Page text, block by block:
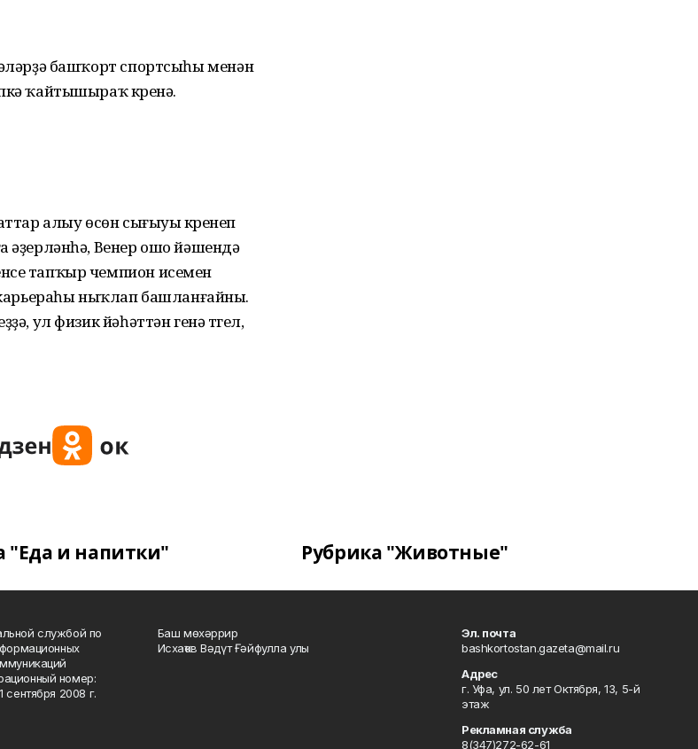
башҡорт спортсыһы менән
ҡайтышыраҡ күренә.
алыу өсөн сығыуы күренеп
әҙерләнһә, Венер ошо йәшендә
тапҡыр чемпион исемен
ныҡлап башланғайны.
ул физик йәһәттән генә түгел,
"Еда и напитки" Рубрика "Животные"
службой по
номер:
2008 г.
Баш мөхәррир
Исхаҡов Вәдүт Ғәйфулла улы
Эл. почта
bashkortostan.gazeta@mail.ru
Адрес
г. Уфа, ул. 50 лет Октября, 13, 5-й
этаж
Рекламная служба
8(347)272-62-61